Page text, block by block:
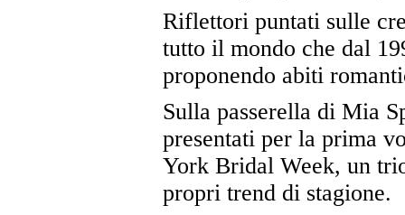
Riflettori puntati sulle
tutto il mondo che dal
proponendo abiti
Sulla passerella di Mia
presentati per la prima
York Bridal Week, un
propri trend di stagione.